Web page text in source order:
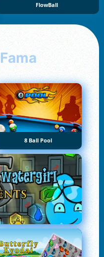
FlowBall
Fama
8 Ball Pool